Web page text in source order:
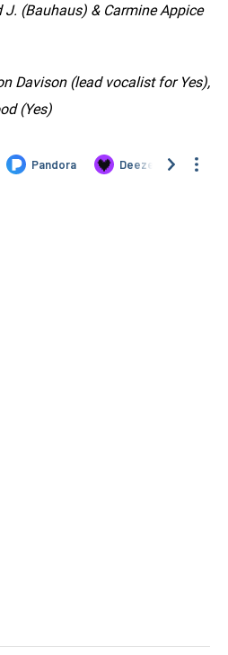
(Bauhaus) & Carmine Appice
Davison (lead vocalist for Yes),
(Yes)